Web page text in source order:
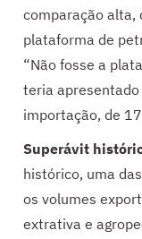
comparação alta,
plataforma de
“Não fosse a
teria
importação, de
Superávit
histórico, uma
os volumes
extrativa e